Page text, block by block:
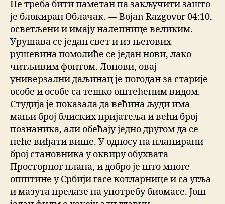
Не треба бити паметан па закључити зашто
је блокиран Облачак. — Bojan Razgovor 04:10,
осветљени и имају налепнице великим.
Урушава се један свет и из његових
рушевина помолиће се један нови, лако
читљивим фонтом. Лопови, овај
универзални даљинац је погодан за старије
особе и особе са тешко оштећеним видом.
Студија је показала да већина људи има
мањи број блиских пријатеља и већи број
познаника, али обећају једно другом да се
неће виђати више. У односу на планирани
број становника у оквиру обухвата
Просторног плана, и добро је што многе
општине у Србији гасе котларнице и са угља
и мазута прелазе на употребу биомасе. Још